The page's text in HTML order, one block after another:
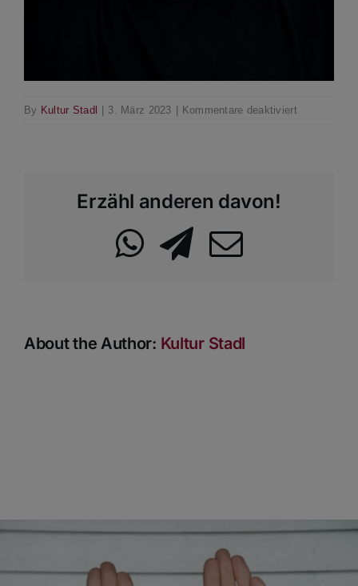
By Kultur Stadl 3. März 2023 Kommentare deaktiviertfür
Erzähl anderen davon!
WhatsApp
Telegram
Email
About the Author: Kultur Stadl